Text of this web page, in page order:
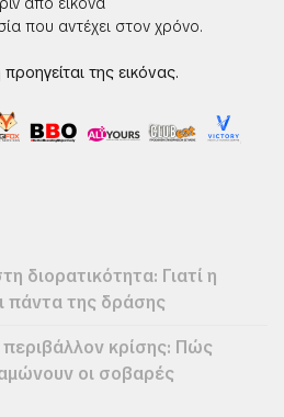
που αντέχει στον χρόνο.
της εικόνας.
διορατικότητα: Γιατί η
πάντα της δράσης
κρίσης: Πώς
οι σοβαρές